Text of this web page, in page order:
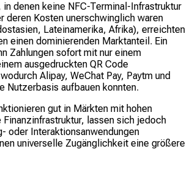
in denen keine NFC-Terminal-Infrastruktur
deren Kosten unerschwinglich waren
Lateinamerika, Afrika), erreichten
einen dominierenden Marktanteil. Ein
Zahlungen sofort mit nur einem
ausgedruckten QR Code
Alipay, WeChat Pay, Paytm und
Nutzerbasis aufbauen konnten.
gut in Märkten mit hohen
Finanzinfrastruktur, lassen sich jedoch
oder Interaktionsanwendungen
universelle Zugänglichkeit eine größere